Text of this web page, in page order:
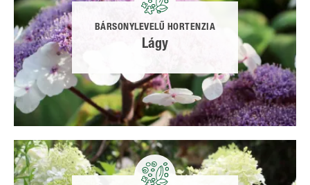
BÁRSONYLEVELŰ HORTENZIA
Lágy